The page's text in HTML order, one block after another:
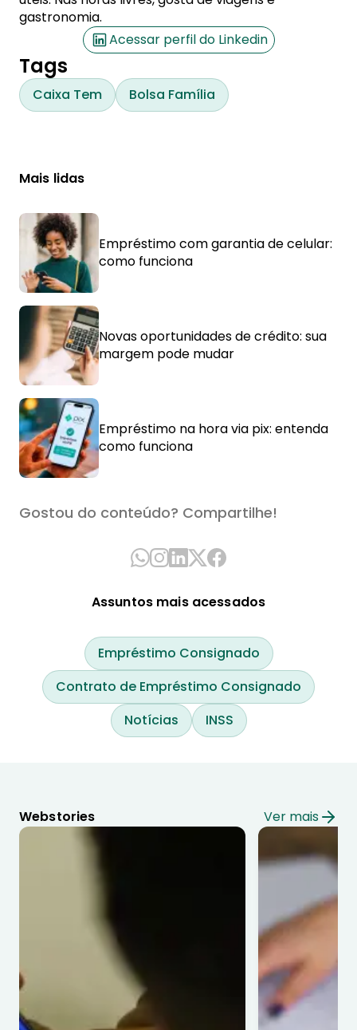
gastronomia.
Acessar perfil do Linkedin
Tags
Caixa Tem Bolsa Família
Mais lidas
Empréstimo com garantia de celular:
como funciona
Novas oportunidades de crédito: sua
margem pode mudar
Empréstimo na hora via pix: entenda
como funciona
Gostou do conteúdo? Compartilhe!
Assuntos mais acessados
Empréstimo Consignado
Contrato de Empréstimo Consignado
Notícias
INSS
Webstories Ver mais